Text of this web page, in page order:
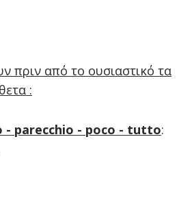
πριν από το ουσιαστικό τα
:
- parecchio - poco - tutto: